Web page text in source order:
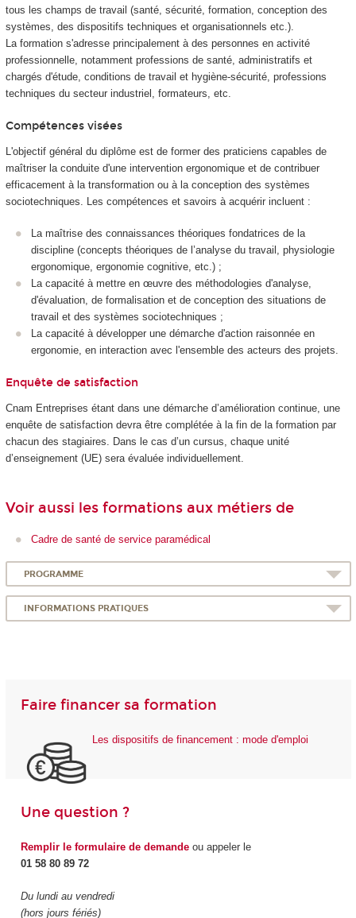
tous les champs de travail (santé, sécurité, formation, conception des
systèmes, des dispositifs techniques et organisationnels etc.).
La formation s'adresse principalement à des personnes en activité
professionnelle, notamment professions de santé, administratifs et
chargés d'étude, conditions de travail et hygiène-sécurité, professions
techniques du secteur industriel, formateurs, etc.
Compétences visées
L'objectif général du diplôme est de former des praticiens capables de
maîtriser la conduite d'une intervention ergonomique et de contribuer
efficacement à la transformation ou à la conception des systèmes
sociotechniques. Les compétences et savoirs à acquérir incluent :
La maîtrise des connaissances théoriques fondatrices de la
discipline (concepts théoriques de l’analyse du travail, physiologie
ergonomique, ergonomie cognitive, etc.) ;
La capacité à mettre en œuvre des méthodologies d'analyse,
d'évaluation, de formalisation et de conception des situations de
travail et des systèmes sociotechniques ;
La capacité à développer une démarche d'action raisonnée en
ergonomie, en interaction avec l'ensemble des acteurs des projets.
Enquête de satisfaction
Cnam Entreprises étant dans une démarche d’amélioration continue, une
enquête de satisfaction devra être complétée à la fin de la formation par
chacun des stagiaires. Dans le cas d’un cursus, chaque unité
d’enseignement (UE) sera évaluée individuellement.
Voir aussi les formations aux métiers de
Cadre de santé de service paramédical
PROGRAMME
INFORMATIONS PRATIQUES
Faire financer sa formation
Les dispositifs de financement : mode d'emploi
Une question ?
Remplir le formulaire de demandeou appeler le
01 58 80 89 72
Du lundi au vendredi
(hors jours fériés)